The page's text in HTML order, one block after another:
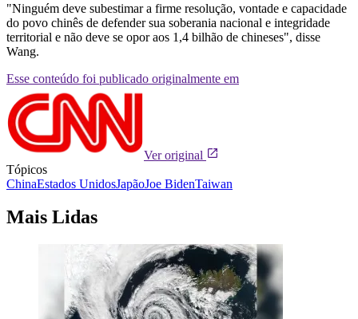
"Ninguém deve subestimar a firme resolução, vontade e capacidade
do povo chinês de defender sua soberania nacional e integridade
territorial e não deve se opor aos 1,4 bilhão de chineses", disse
Wang.
Esse conteúdo foi publicado originalmente em
Ver original
Tópicos
ChinaEstados UnidosJapãoJoe BidenTaiwan
Mais Lidas